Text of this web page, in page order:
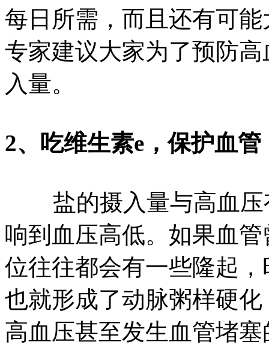
每日所需，而且还有可
专家建议大家为了预防
入量。
2、吃维生素e，保护血管
盐的摄入量与高血压
响到血压高低。如果血
位往往都会有一些隆起
也就形成了动脉粥样硬
高血压甚至发生血管堵